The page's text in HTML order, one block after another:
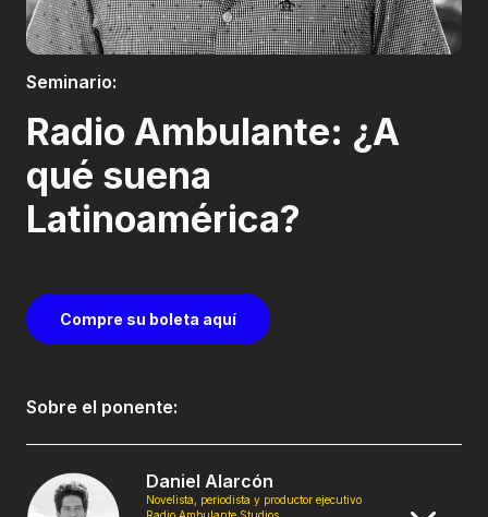
Seminario:
Radio Ambulante: ¿A
qué suena
Latinoamérica?
Compre su boleta aquí
Sobre el ponente:
Daniel Alarcón
Novelista, periodista y productor ejecutivo